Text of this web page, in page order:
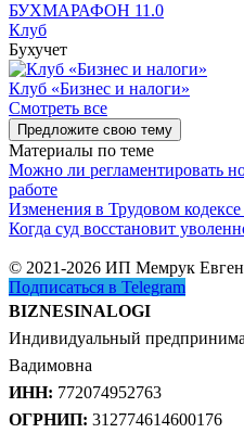
БУХМАРАФОН 11.0
Клуб
Бухучет
Клуб «Бизнес и налоги»
Смотреть все
Предложите свою тему
Материалы по теме
Можно ли регламентировать
работе
Изменения в Трудовом кодексе
Когда суд восстановит
© 2021-2026 ИП Мемрук
Подписаться в Telegram
BIZNESINALOGI
Индивидуальный
Вадимовна
ИНН: 772074952763
ОГРНИП: 312774614600176